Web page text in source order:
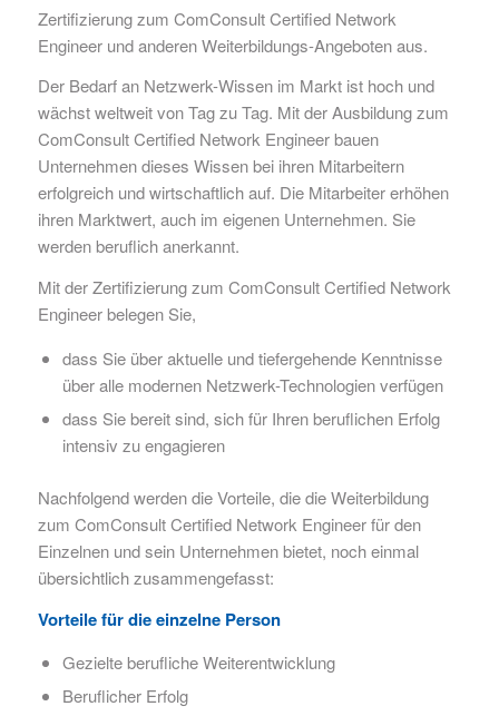
Zertifizierung zum ComConsult Certified Network
Engineer und anderen Weiterbildungs-Angeboten aus.
Der Bedarf an Netzwerk-Wissen im Markt ist hoch und
wächst weltweit von Tag zu Tag. Mit der Ausbildung zum
ComConsult Certified Network Engineer bauen
Unternehmen dieses Wissen bei ihren Mitarbeitern
erfolgreich und wirtschaftlich auf. Die Mitarbeiter erhöhen
ihren Marktwert, auch im eigenen Unternehmen. Sie
werden beruflich anerkannt.
Mit der Zertifizierung zum ComConsult Certified Network
Engineer belegen Sie,
dass Sie über aktuelle und tiefergehende Kenntnisse
über alle modernen Netzwerk-Technologien verfügen
dass Sie bereit sind, sich für Ihren beruflichen Erfolg
intensiv zu engagieren
Nachfolgend werden die Vorteile, die die Weiterbildung
zum ComConsult Certified Network Engineer für den
Einzelnen und sein Unternehmen bietet, noch einmal
übersichtlich zusammengefasst:
Vorteile für die einzelne Person
Gezielte berufliche Weiterentwicklung
Beruflicher Erfolg